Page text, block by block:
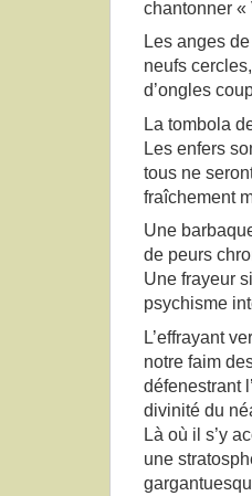
chantonner «
Les anges
neufs
d’ongles
La tombola
Les enfers
tous ne
fraîchement
Une
de peurs
Une frayeur
psychisme
L’effrayant
notre faim
défenestrant
divinité du
Là où il s’y
une